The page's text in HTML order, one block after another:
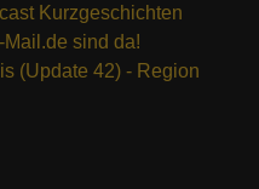
Kurzgeschichten
sind da!
(Update 42) - Region